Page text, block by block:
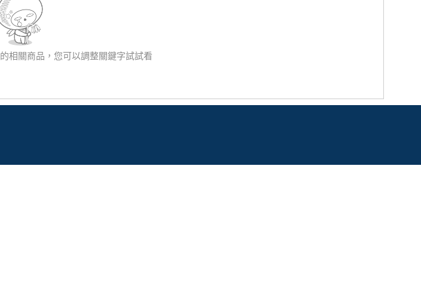
的相關商品，您可以調整關鍵字試試看